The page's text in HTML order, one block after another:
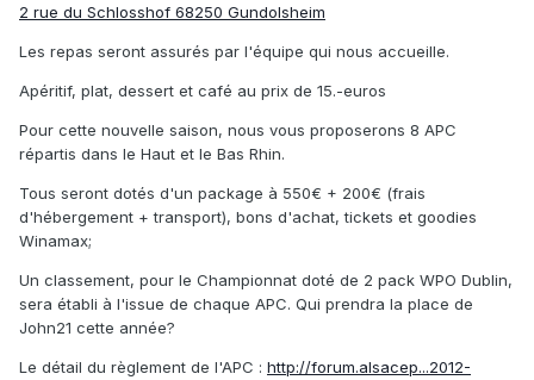
2 rue du Schlosshof 68250 Gundolsheim
Les repas seront assurés par l'équipe qui nous accueille.
Apéritif, plat, dessert et café au prix de 15.-euros
Pour cette nouvelle saison, nous vous proposerons 8 APC
répartis dans le Haut et le Bas Rhin.
Tous seront dotés d'un package à 550€ + 200€ (frais
d'hébergement + transport), bons d'achat, tickets et goodies
Winamax;
Un classement, pour le Championnat doté de 2 pack WPO Dublin,
sera établi à l'issue de chaque APC. Qui prendra la place de
John21 cette année?
Le détail du règlement de l'APC : http://forum.alsacep...2012-